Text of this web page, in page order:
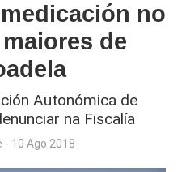
no
de
Autonómica de
na Fiscalía
- 10 Ago 2018